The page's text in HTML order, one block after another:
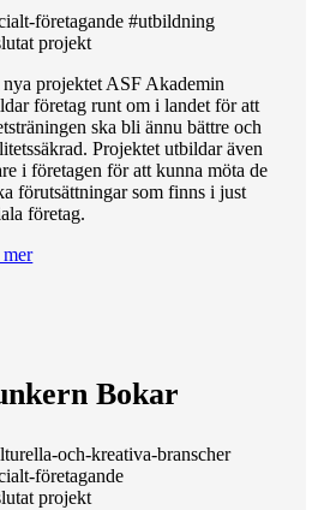
företagande #utbildning
projekt
projektet ASF Akademin
företag runt om i landet för att
ska bli ännu bättre och
Projektet utbildar även
i företagen för att kunna möta de
förutsättningar som finns i just
företag.
Bokar
och-kreativa-branscher
företagande
projekt